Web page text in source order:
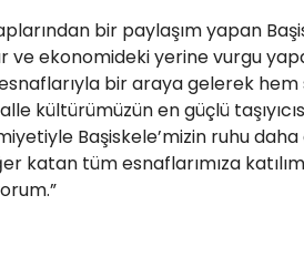
bir paylaşım yapan
ve ekonomideki yerine vurgu
bir araya gelerek
kültürümüzün en güçlü
Başiskele’mizin ruhu
katan tüm esnaflarımıza